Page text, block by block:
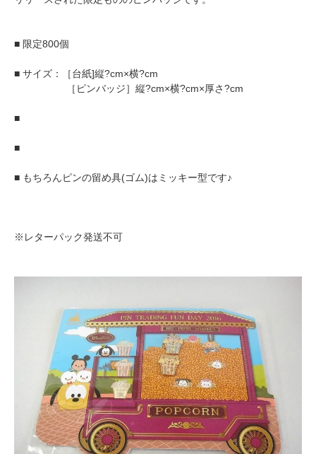
■ 限定800個
■ サイズ：［台紙]縦?cm×横?cm
［ピンバッジ］縦?cm×横?cm×厚さ?cm
■
■
■ もちろんピンの留め具(ゴム)はミッキー型です♪
※レターパック発送不可